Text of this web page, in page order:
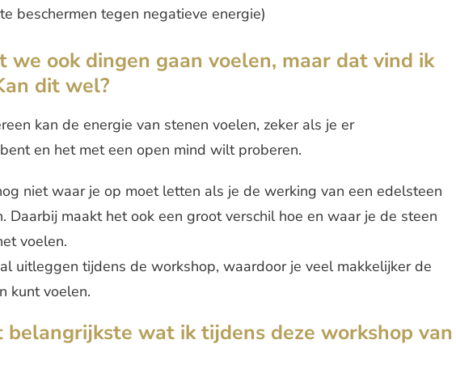
beschermen tegen negatieve energie)
we ook dingen gaan voelen, maar dat vind ik
dit wel?
kan de energie van stenen voelen, zeker als je er
en het met een open mind wilt proberen.
niet waar je op moet letten als je de werking van een edelsteen
Daarbij maakt het ook een groot verschil hoe en waar je de steen
voelen.
uitleggen tijdens de workshop, waardoor je veel makkelijker de
kunt voelen.
belangrijkste wat ik tijdens deze workshop van